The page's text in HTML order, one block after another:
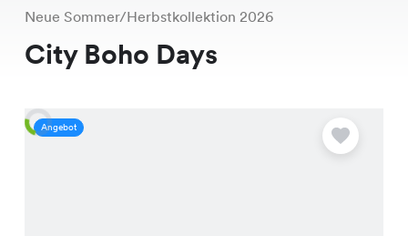
Neue Sommer/Herbstkollektion 2026
City Boho Days
Angebot